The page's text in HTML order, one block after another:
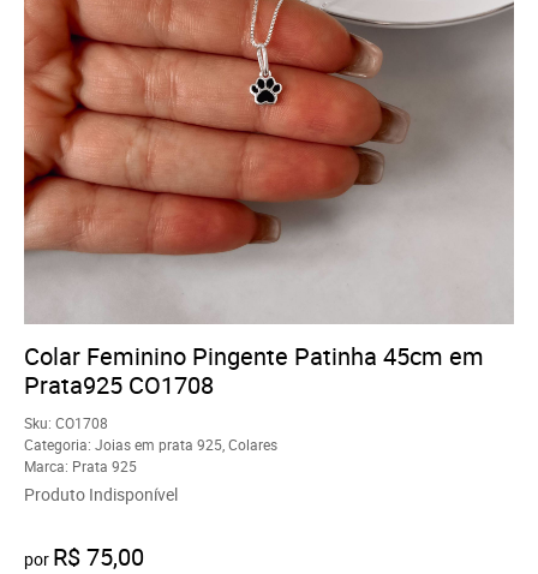
Colar Feminino Pingente Patinha 45cm em
Prata925 CO1708
Sku: CO1708
Categoria: Joias em prata 925 Colares
Marca: Prata 925
Produto Indisponível
por R$ 75,00